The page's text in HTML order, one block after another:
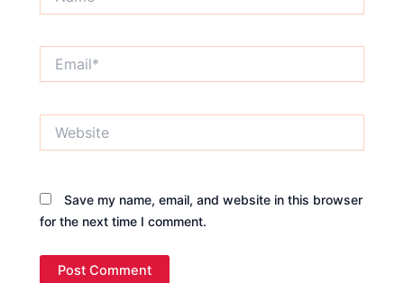
Save my name, email, and website in this browser
for the next time I comment.